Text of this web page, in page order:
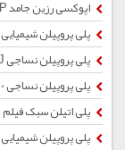
اپوکسی رزین جامد E011P
پلی پروپیلن شیمیایی ZR348U
پلی پروپیلن نساجی HP456J
پلی پروپیلن نساجی FI160
پلی اتیلن سبک فیلم 2426E02
پلی پروپیلن شیمیایی EP1X30F